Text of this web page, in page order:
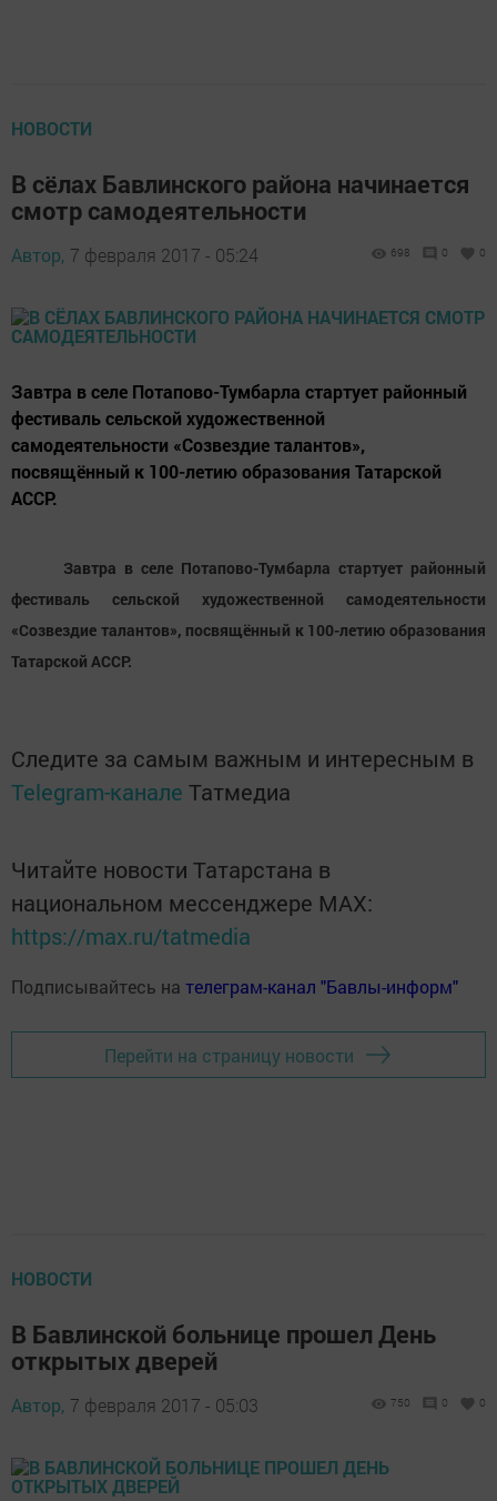
НОВОСТИ
В сёлах Бавлинского района начинается
смотр самодеятельности
Автор, 7 февраля 2017 - 05:24 698 0 0
Завтра в селе Потапово-Тумбарла стартует районный
фестиваль сельской художественной
самодеятельности «Созвездие талантов»,
посвящённый к 100-летию образования Татарской
АССР.
Завтра в селе Потапово-Тумбарла стартует районный
фестиваль сельской художественной самодеятельности
«Созвездие талантов», посвящённый к 100-летию образования
Татарской АССР.
Следите за самым важным и интересным в
Telegram-канале Татмедиа
Читайте новости Татарстана в
национальном мессенджере MАХ:
https://max.ru/tatmedia
Подписывайтесь на телеграм-канал "Бавлы-информ"
Перейти на страницу новости
НОВОСТИ
В Бавлинской больнице прошел День
открытых дверей
Автор, 7 февраля 2017 - 05:03 750 0 0